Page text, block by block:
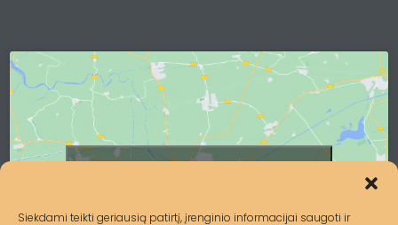
Siekdami teikti geriausią patirtį, įrenginio informacijai saugoti ir
Spustelėkite, kad priimtumėte